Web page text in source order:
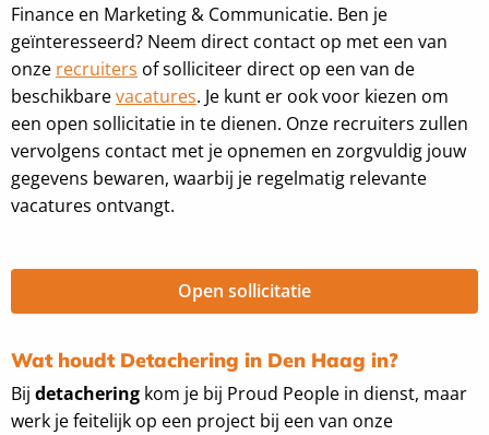
Finance en Marketing & Communicatie. Ben je
geïnteresseerd? Neem direct contact op met een van
onze recruiters of solliciteer direct op een van de
beschikbarevacatures. Je kunt er ook voor kiezen om
een open sollicitatie in te dienen. Onze recruiters zullen
vervolgens contact met je opnemen en zorgvuldig jouw
gegevens bewaren, waarbij je regelmatig relevante
vacatures ontvangt.
Open sollicitatie
Wat houdt Detachering in Den Haag in?
Bij detachering kom je bij Proud People in dienst, maar
werk je feitelijk op een project bij een van onze